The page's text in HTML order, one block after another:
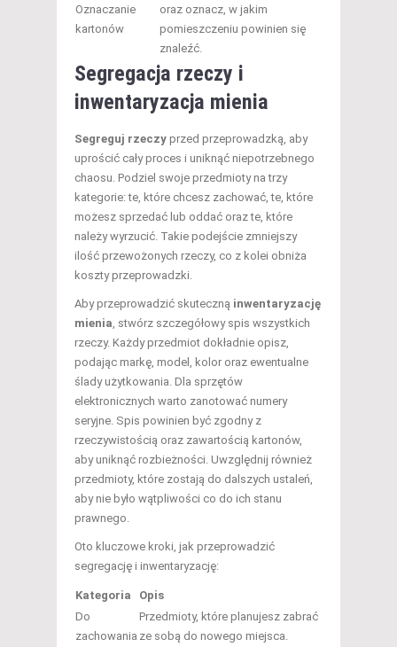
Oznaczanie
kartonów
oraz oznacz, w jakim
pomieszczeniu powinien się
znaleźć.
Segregacja rzeczy i
inwentaryzacja mienia
Segreguj rzeczy przed przeprowadzką, aby
uprościć cały proces i uniknąć niepotrzebnego
chaosu. Podziel swoje przedmioty na trzy
kategorie: te, które chcesz zachować, te, które
możesz sprzedać lub oddać oraz te, które
należy wyrzucić. Takie podejście zmniejszy
ilość przewożonych rzeczy, co z kolei obniża
koszty przeprowadzki.
Aby przeprowadzić skuteczną inwentaryzację
mienia, stwórz szczegółowy spis wszystkich
rzeczy. Każdy przedmiot dokładnie opisz,
podając markę, model, kolor oraz ewentualne
ślady użytkowania. Dla sprzętów
elektronicznych warto zanotować numery
seryjne. Spis powinien być zgodny z
rzeczywistością oraz zawartością kartonów,
aby uniknąć rozbieżności. Uwzględnij również
przedmioty, które zostają do dalszych ustaleń,
aby nie było wątpliwości co do ich stanu
prawnego.
Oto kluczowe kroki, jak przeprowadzić
segregację i inwentaryzację:
Kategoria
Opis
Do
zachowania
Przedmioty, które planujesz zabrać
ze sobą do nowego miejsca.